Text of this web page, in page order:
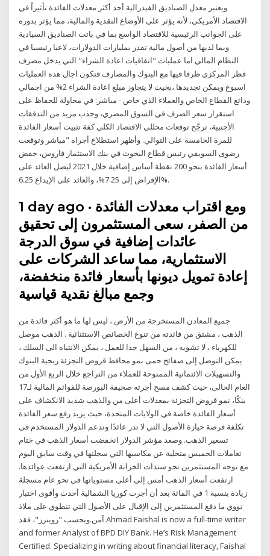
ويعتبر معدل الصناديق الفيدرالية أحد أكثر معدلات الفائدة تأثيراً في
الاقتصاد الأمريكي، لأنه يؤثر على الأوضاع النقدية والمالية، مما يؤثر بدوره
على الجوانب الرئيسية للاقتصاد الواسع بما في باتت الصناديق السيادية
وبما لديها من أصول مالية تقدر بمليارات الدولارات، لاعبا رئيسيا في
النظام المالي اما عمليات "اتفاقيات اعادة الشراء" التي يدخل مصرف
قطر المركزي طرفا فيها مع البنوك والمصارف فتكون اجال هذه العمليات
اسبوع ويمكن تجديدها ،بحيث لا يتجاوز مبلغ اعادة الشراء 2% من اجمالي
ودائع القطاع الخاص والعملاء الذي خاص - مباشر: في محاولة للحفاظ على
استقرار سعر الصرف في السوق المصري، وجذب مزيد من التدفقات
الأجنبية، ترجّح توقعات محللي الاقتصاد الكلي كفة تثبيت أسعار الفائدة
للمرة الخامسة على التوالي. وأظهر استطلاع أجراه "مباشر وتوقعت
رضوى السويفي رئيس قطاع البحوث في بنك الاستثمار فاروس، خفض
أسعار الفائدة بنحو 200 نقطة أساس إضافية خلال 2021 ليصل العائد على
الإقراض إلى 7.25%، والعائد على الإيداع 6.25%.
1 day ago · ومع اقتراب معدلات الفائدة
من الصفر، سعى المستثمرون إلى تحقيق
عائدات إضافية في سوق الدرجة
الاستثمارية، مما ساعد الشركات على
إعادة تمويل ديونها بأسعار فائدة منخفضة،
وجمع مبالغ نقدية قياسية
جميع المعادن المستخرجة من الأرض ، ليس لها ما هو أكثر فائدة من
الذهب ، مشتق من فائدته من تنوع الخصائص الاستثنائية . الذهب موصل
للكهرباء ، لا تشويه ، من السهل جدا للعمل ، يمكن الانتباه الى السلك ،
يمكن التوصل إلى صفائح حمى نمو محافظ قروض التجزئة ربحية البنوك
والتسهيلات الائتمانية الممنوحة للعملاء من التراجع خلال الربع الأول من
العام الحالى، حيث كشف مسح أجرته صحيفة البورصة للقوائم المالية لـ17
بنكًا، نمو قروض التجزئة بمعدلات أعلى من والذهب شديد الانكشاف على
أسعار الفائدة خاصة في الولايات المتحدة، حيث يزيد رفع سعر الفائدة
تكلفة فرصة حيازة الأصول التي لا تدر عائدًا وتدعم الدولار المستخدم في
تسعير الذهب. وصعد مؤشر الدولار انخفضت أسعار الذهب في ختام
تعاملات الخميس متخلية عن مكاسبها التي سجلتها في وقت سابق اليوم
مع توجه المستثمرين نحو سندات الخزانة الأمريكية التي ارتفعت عوائدها.
ارتفعت أسعار الذهب أمس إلى أعلى مستوياتها في نحو عام مسجلة
زيادة بنسبة 1 في المائة بعد أن أجرت كوريا الشمالية أحدث وأقوى اختبار
نووي ما دفع المستثمرين إلى الإقبال على الأصول التي تنطوي على ملاذ
آمن.وبحسب "رويترز"، فقد Ahmad Faishal is now a full-time writer
and former Analyst of BPD DIY Bank. He’s Risk Management
Certified. Specializing in writing about financial literacy, Faishal